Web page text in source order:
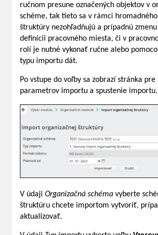
ručnom presune označených objektov v
schéme, tak tieto sa v rámci
štruktúry nezohľadňujú a prípadnú
definícii pracovného miesta, či v
rolí je nutné vykonať ručne alebo
typu importu dát.
Po vstupe do voľby sa zobrazí stránka
parametrov importu a spustenie importu.
V údaji Organizačná schéma vyberte
štruktúru chcete importom vytvoriť,
aktualizovať.